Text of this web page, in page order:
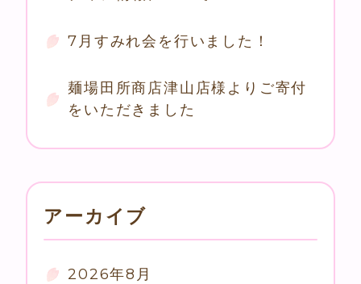
7月すみれ会を行いました！
麺場田所商店津山店様よりご寄付
をいただきました
アーカイブ
2026年8月